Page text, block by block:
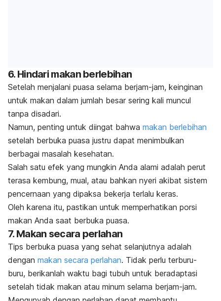
6. Hindari makan berlebihan
Setelah menjalani puasa selama berjam-jam, keinginan
untuk makan dalam jumlah besar sering kali muncul
tanpa disadari.
Namun, penting untuk diingat bahwa makan berlebihan
setelah berbuka puasa justru dapat menimbulkan
berbagai masalah kesehatan.
Salah satu efek yang mungkin Anda alami adalah perut
terasa kembung, mual, atau bahkan nyeri akibat sistem
pencernaan yang dipaksa bekerja terlalu keras.
Oleh karena itu, pastikan untuk memperhatikan porsi
makan Anda saat berbuka puasa.
7. Makan secara perlahan
Tips berbuka puasa yang sehat selanjutnya adalah
dengan makan secara perlahan. Tidak perlu terburu-
buru, berikanlah waktu bagi tubuh untuk beradaptasi
setelah tidak makan atau minum selama berjam-jam.